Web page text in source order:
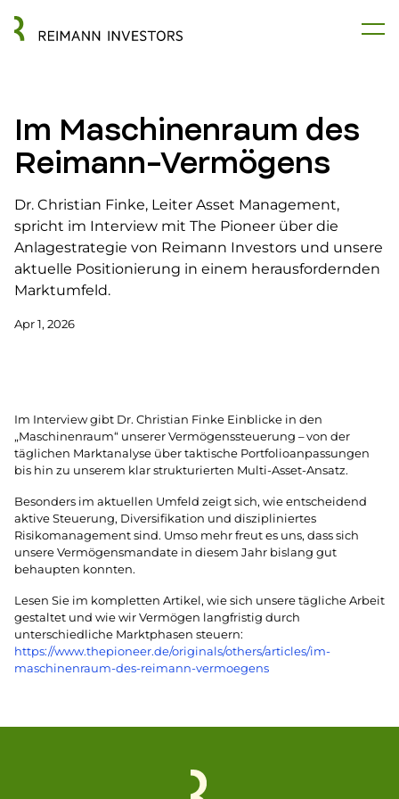
Im Maschinenraum des
Reimann-Vermögens
Dr. Christian Finke, Leiter Asset Management,
spricht im Interview mit The Pioneer über die
Anlagestrategie von Reimann Investors und unsere
aktuelle Positionierung in einem herausfordernden
Marktumfeld.
Apr 1, 2026
Im Interview gibt Dr. Christian Finke Einblicke in den
„Maschinenraum“ unserer Vermögenssteuerung – von der
täglichen Marktanalyse über taktische Portfolioanpassungen
bis hin zu unserem klar strukturierten Multi-Asset-Ansatz.
Besonders im aktuellen Umfeld zeigt sich, wie entscheidend
aktive Steuerung, Diversifikation und diszipliniertes
Risikomanagement sind. Umso mehr freut es uns, dass sich
unsere Vermögensmandate in diesem Jahr bislang gut
behaupten konnten.
Lesen Sie im kompletten Artikel, wie sich unsere tägliche Arbeit
gestaltet und wie wir Vermögen langfristig durch
unterschiedliche Marktphasen steuern:
https://www.thepioneer.de/originals/others/articles/im-
maschinenraum-des-reimann-vermoegens